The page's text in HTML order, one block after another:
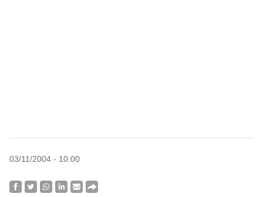
03/11/2004 - 10:00